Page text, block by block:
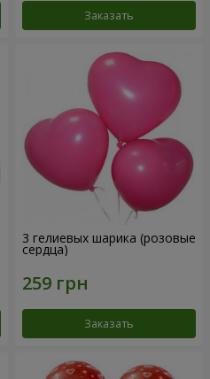
Заказать
3 гелиевых шарика (розовые
сердца)
Заказать